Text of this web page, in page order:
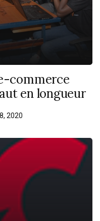
commerce
en longueur
2020